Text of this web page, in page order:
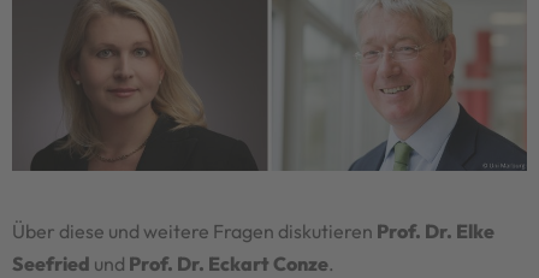
Über diese und weitere Fragen diskutieren Prof. Dr. Elke
Seefried und Prof. Dr. Eckart Conze.